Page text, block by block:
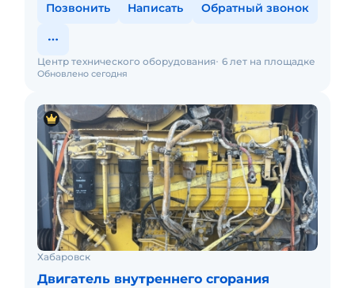
Позвонить Написать Обратный звонок
Обновлено сегодня
Центр технического оборудования 6 лет на площадке
Хабаровск
Двигатель внутреннего сгорания